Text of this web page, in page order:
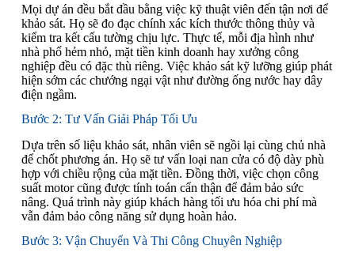
Mọi dự án đều bắt đầu bằng việc kỹ thuật viên đến tận nơi để
khảo sát. Họ sẽ đo đạc chính xác kích thước thông thủy và
kiểm tra kết cấu tường chịu lực. Thực tế, mỗi địa hình như
nhà phố hẻm nhỏ, mặt tiền kinh doanh hay xưởng công
nghiệp đều có đặc thù riêng. Việc khảo sát kỹ lưỡng giúp phát
hiện sớm các chướng ngại vật như đường ống nước hay dây
điện ngầm.
Bước 2: Tư Vấn Giải Pháp Tối Ưu
Dựa trên số liệu khảo sát, nhân viên sẽ ngồi lại cùng chủ nhà
để chốt phương án. Họ sẽ tư vấn loại nan cửa có độ dày phù
hợp với chiều rộng của mặt tiền. Đồng thời, việc chọn công
suất motor cũng được tính toán cẩn thận để đảm bảo sức
nâng. Quá trình này giúp khách hàng tối ưu hóa chi phí mà
vẫn đảm bảo công năng sử dụng hoàn hảo.
Bước 3: Vận Chuyển Và Thi Công Chuyên Nghiệp